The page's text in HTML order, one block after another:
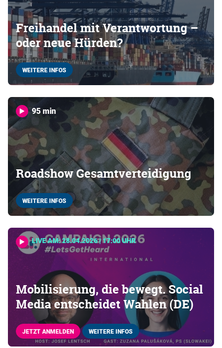
Freihandel mit Verantwortung –
oder neue Hürden?
WEITERE INFOS
95 min
Roadshow Gesamtverteidigung
WEITERE INFOS
LIVE AM: 28.04.2026 | 17:00 UHR
Mobilisierung, die bewegt. Social
Media entscheidet Wahlen (DE)
JETZT ANMELDEN WEITERE INFOS